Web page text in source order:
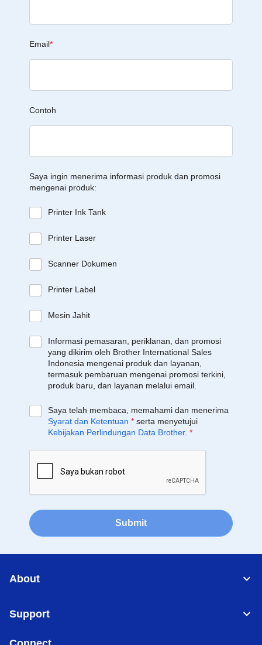
Email*
Contoh
Saya ingin menerima informasi produk dan promosi
mengenai produk:
Printer Ink Tank
Printer Laser
Scanner Dokumen
Printer Label
Mesin Jahit
Informasi pemasaran, periklanan, dan promosi
yang dikirim oleh Brother International Sales
Indonesia mengenai produk dan layanan,
termasuk pembaruan mengenai promosi terkini,
produk baru, dan layanan melalui email.
Saya telah membaca, memahami dan menerima
Syarat dan Ketentuan * serta menyetujui
Kebijakan Perlindungan Data Brother. *
Submit
About
Support